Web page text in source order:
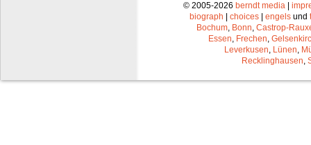
© 2005-2026 berndt media|
biograph
choices engels und
Bochum, Bonn, Castrop-
Essen, Frechen,
Leverkusen, Lünen,
Recklinghausen,